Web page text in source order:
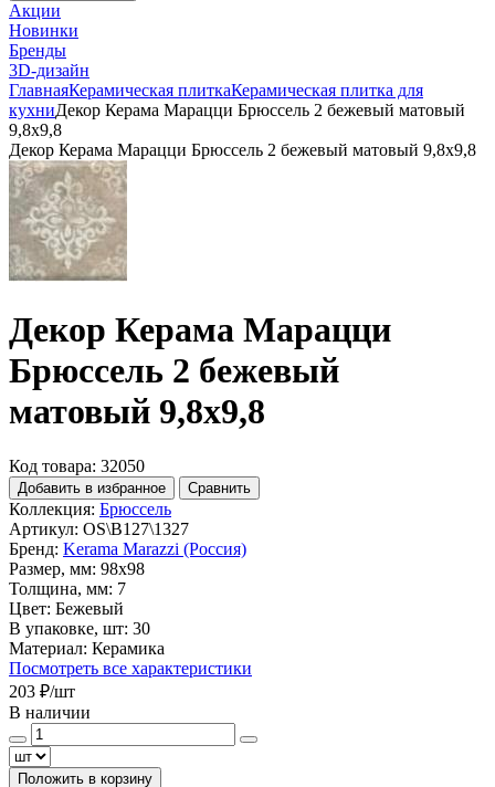
Акции
Новинки
Бренды
3D-дизайн
ГлавнаяКерамическая плиткаКерамическая плитка для
кухниДекор Керама Марацци Брюссель 2 бежевый матовый
9,8x9,8
Декор Керама Марацци Брюссель 2 бежевый матовый 9,8x9,8
Декор Керама Марацци
Брюссель 2 бежевый
матовый 9,8x9,8
Код товара: 32050
Добавить в избранное Сравнить
Коллекция: Брюссель
Артикул: OS\B127\1327
Бренд: Kerama Marazzi (Россия)
Размер, мм: 98x98
Толщина, мм: 7
Цвет: Бежевый
В упаковке, шт: 30
Материал: Керамика
Посмотреть все характеристики
203 ₽/шт
В наличии
Положить в корзину